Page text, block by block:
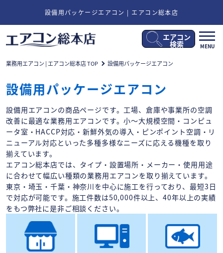
設備用パッケージエアコン | エアコン総本店
メ
ニ
MENU
エアコン
検索
業務用エアコン | エアコン総本店 TOP 設備用パッケージエアコン
設備用パッケージエアコン
設備用エアコンの商品ページです。工場、倉庫や事業所の空調
改善に最適な業務用エアコンです。小～大規模空間・コンピュ
ータ室・HACCP対応・新鮮外気の導入・ピンポイント空調・リ
ニューアル対応といった多種多様なニーズに応える機種を取り
揃えています。
エアコン総本店では、タイプ・設置場所・メーカー・使用用途
に合わせて幅広い種類の業務用エアコンを取り揃えています。
東京・埼玉・千葉・神奈川を中心に施工を行っており、最短3日
で対応が可能です。施工件数は50,000件以上、40年以上の実績
をもつ弊社に是非ご相談ください。